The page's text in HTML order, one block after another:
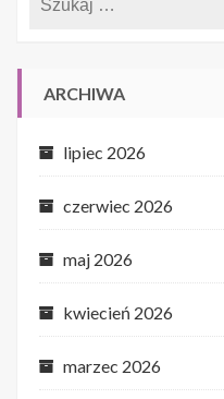
ARCHIWA
lipiec 2026
czerwiec 2026
maj 2026
kwiecień 2026
marzec 2026